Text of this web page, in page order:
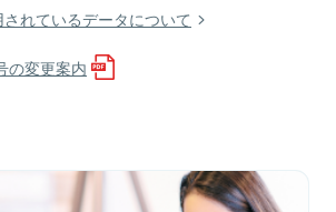
れているデータについて
の変更案内